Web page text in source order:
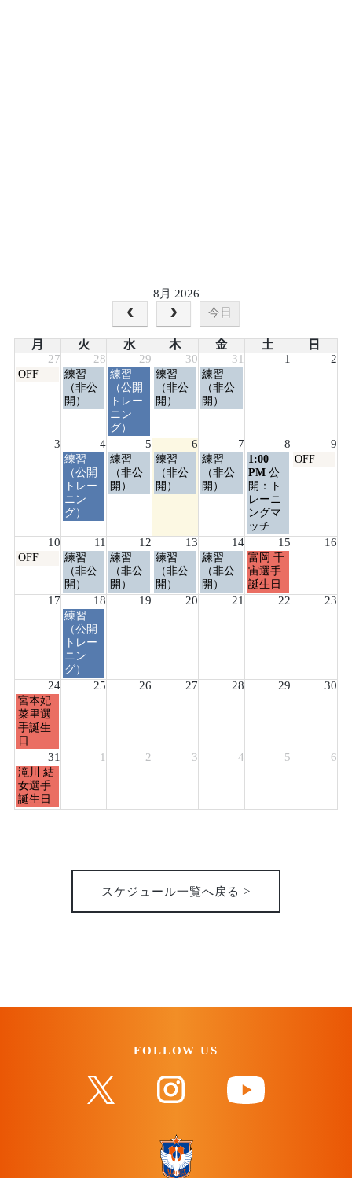
8月 2026
今日
月 火 水 木 金 土
日
27
28 29 30 31 1 2
月
27th
OFF
火
曜
日,
28th
2026
練習
（非公
開）
水
曜
日,
7
月
29th
2026
練習
（公開
トレー
ニン
グ）
木
曜
日,
30th
2026
練習
（非公
開）
金
曜
日,
31st
2026
練習
（非公
開）
3 4 5 6 7 8 9
火
曜
日,
8
月
2026
練習
（公開
トレー
ニン
グ）
水
曜
日,
2026
練習
（非公
開）
木
曜
日,
2026
練習
（非公
開）
金
曜
日,
2026
練習
（非公
開）
土
曜
日,
8
月
8th
2026
1:00
PM 公
開：ト
レーニ
ングマ
ッチ
日
2026
OFF
10 11 12 13 14 15 16
月
8
OFF
火
曜
日,
8
月
11th
2026
練習
（非公
開）
水
曜
日,
8
練習
（非公
開）
木
曜
日,
8
練習
（非公
開）
金
曜
日,
8
練習
（非公
開）
土
曜
日,
8
富岡 千
宙選手
誕生日
17 18 19 20 21 22 23
火
曜
日,
8
月
18th
練習
（公開
トレー
ニン
グ）
24 25 26 27 28 29 30
月
曜
日,
8
月
24th
2026
宮本妃
菜里選
手誕生
日
31 1 2 3 4 5 6
月
曜
日,
8
滝川 結
女選手
誕生日
スケジュール一覧へ戻る >
FOLLOW US